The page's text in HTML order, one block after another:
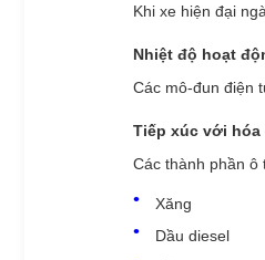
Khi xe hiện đại
Nhiệt độ hoạt
Các mô-đun điện
Tiếp xúc với hóa
Các thành phần ô
Xăng
Dầu diesel